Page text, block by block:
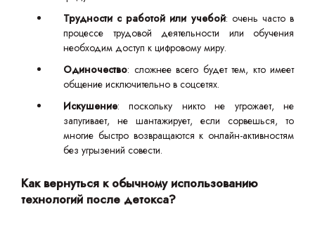
Трудности с работой или учебой: очень часто в
процессе трудовой деятельности или обучения
необходим доступ к цифровому миру.
Одиночество: сложнее всего будет тем, кто имеет
общение исключительно в соцсетях.
Искушение: поскольку никто не угрожает, не
запугивает, не шантажирует, если сорвешься, то
многие быстро возвращаются к онлайн-активностям
без угрызений совести.
Как вернуться к обычному использованию
технологий после детокса?